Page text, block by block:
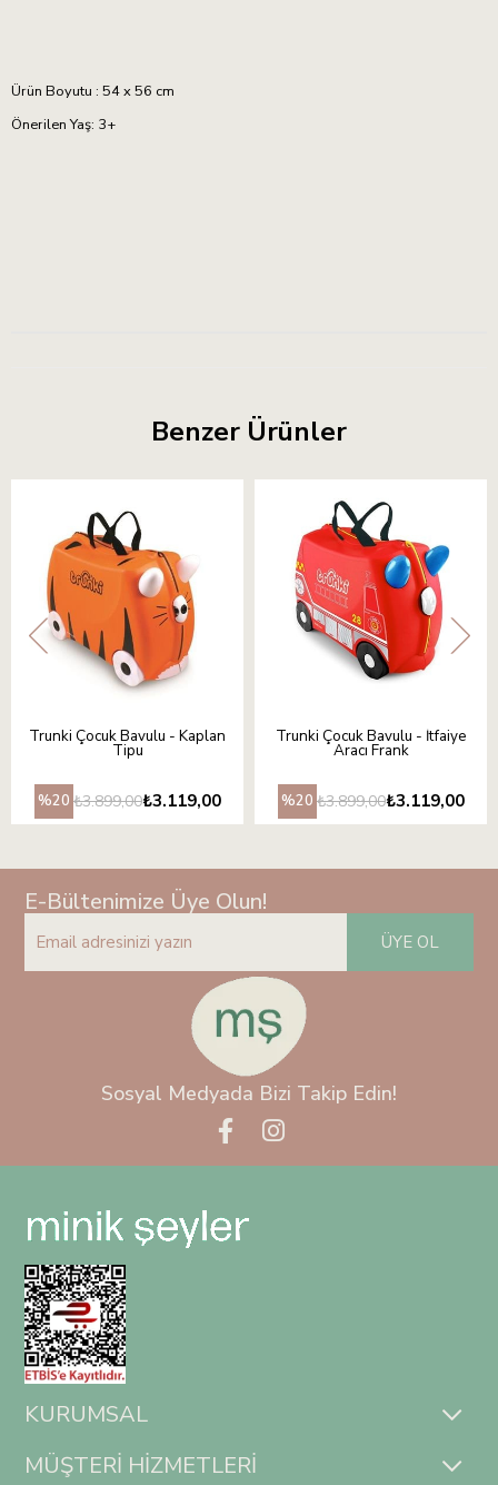
Ürün Boyutu : 54 x 56 cm
Önerilen Yaş: 3+
Benzer Ürünler
Trunki Çocuk Bavulu - Kaplan
Tipu
₺3.119,00
₺3.899,00
%20
Trunki Çocuk Bavulu - İtfaiye
Aracı Frank
₺3.119,00
₺3.899,00
%20
E-Bültenimize Üye Olun!
ÜYE OL
Sosyal Medyada Bizi Takip Edin!
KURUMSAL
MÜŞTERİ HİZMETLERİ